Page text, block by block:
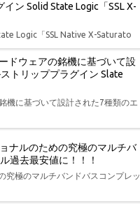
ン Solid State Logic「SSL X-
Logic「SSL Native X-Saturato
ドウェアの銘機に基づいて設
トリッププラグイン Slate
機に基づいて設計された7種類のエ
ナルのための究極のマルチバ
過去最安値に！！！
究極のマルチバンドバスコンプレッ